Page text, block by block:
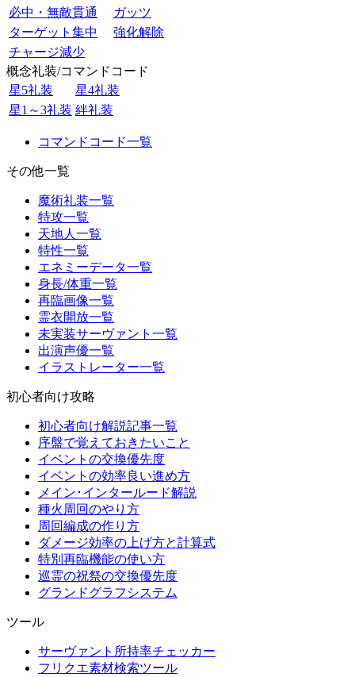
必中・無敵貫通
ガッツ
ターゲット集中
強化解除
チャージ減少
概念礼装/コマンドコード
星5礼装
星4礼装
星1～3礼装 絆礼装
コマンドコード一覧
その他一覧
魔術礼装一覧
特攻一覧
天地人一覧
特性一覧
エネミーデータ一覧
身長/体重一覧
再臨画像一覧
霊衣開放一覧
未実装サーヴァント一覧
出演声優一覧
イラストレーター一覧
初心者向け攻略
初心者向け解説記事一覧
序盤で覚えておきたいこと
イベントの交換優先度
イベントの効率良い進め方
メイン･インタールード解説
種火周回のやり方
周回編成の作り方
ダメージ効率の上げ方と計算式
特別再臨機能の使い方
巡霊の祝祭の交換優先度
グランドグラフシステム
ツール
サーヴァント所持率チェッカー
フリクエ素材検索ツール